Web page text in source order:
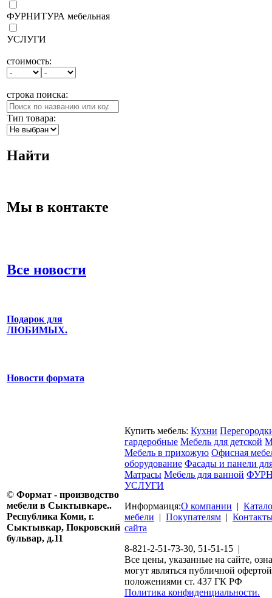
ФУРНИТУРА мебельная
УСЛУГИ
стоимость:
строка поиска:
Тип товара:
Найти
Мы в контакте
Все новости
Подарок для
ЛЮБИМЫХ.
Новости формата
© Формат - производство
мебели в Сыктывкаре..
Республика Коми, г.
Сыктывкар, Покровский
бульвар, д.11
Купить мебель: Кухни
гардеробные Мебель для детской
Мебель в прихожую Офисная
оборудование Фасады и панели
Матрасы Мебель для ванной
УСЛУГИ
Информаиця:О компании |
мебели | Покупателям |
сайта
8-821-2-51-73-30, 51-51-15 |
Все цены, указанные на сайте,
могут являться публичной
положениями ст. 437 ГК РФ
Политика конфиденциальности.